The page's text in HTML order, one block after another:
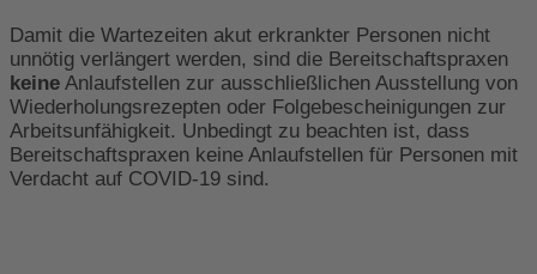
Damit die Wartezeiten akut erkrankter Personen nicht
unnötig verlängert werden, sind die Bereitschaftspraxen
keine Anlaufstellen zur ausschließlichen Ausstellung von
Wiederholungsrezepten oder Folgebescheinigungen zur
Arbeitsunfähigkeit. Unbedingt zu beachten ist, dass
Bereitschaftspraxen keine Anlaufstellen für Personen mit
Verdacht auf COVID-19 sind.